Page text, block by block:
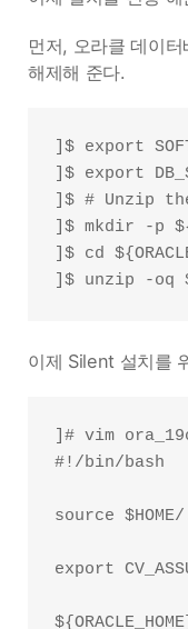
먼저, 오라클 데이
해제해 준다.
]$ export
]$ export
]$ # Unzip
]$ mkdir -p
]$ cd
이제 Silent 설치를
]# vim
#!/bin/bash
source
export